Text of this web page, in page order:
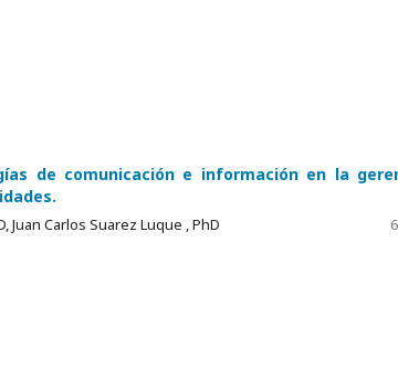
de comunicación e información en la
Juan Carlos Suarez Luque , PhD